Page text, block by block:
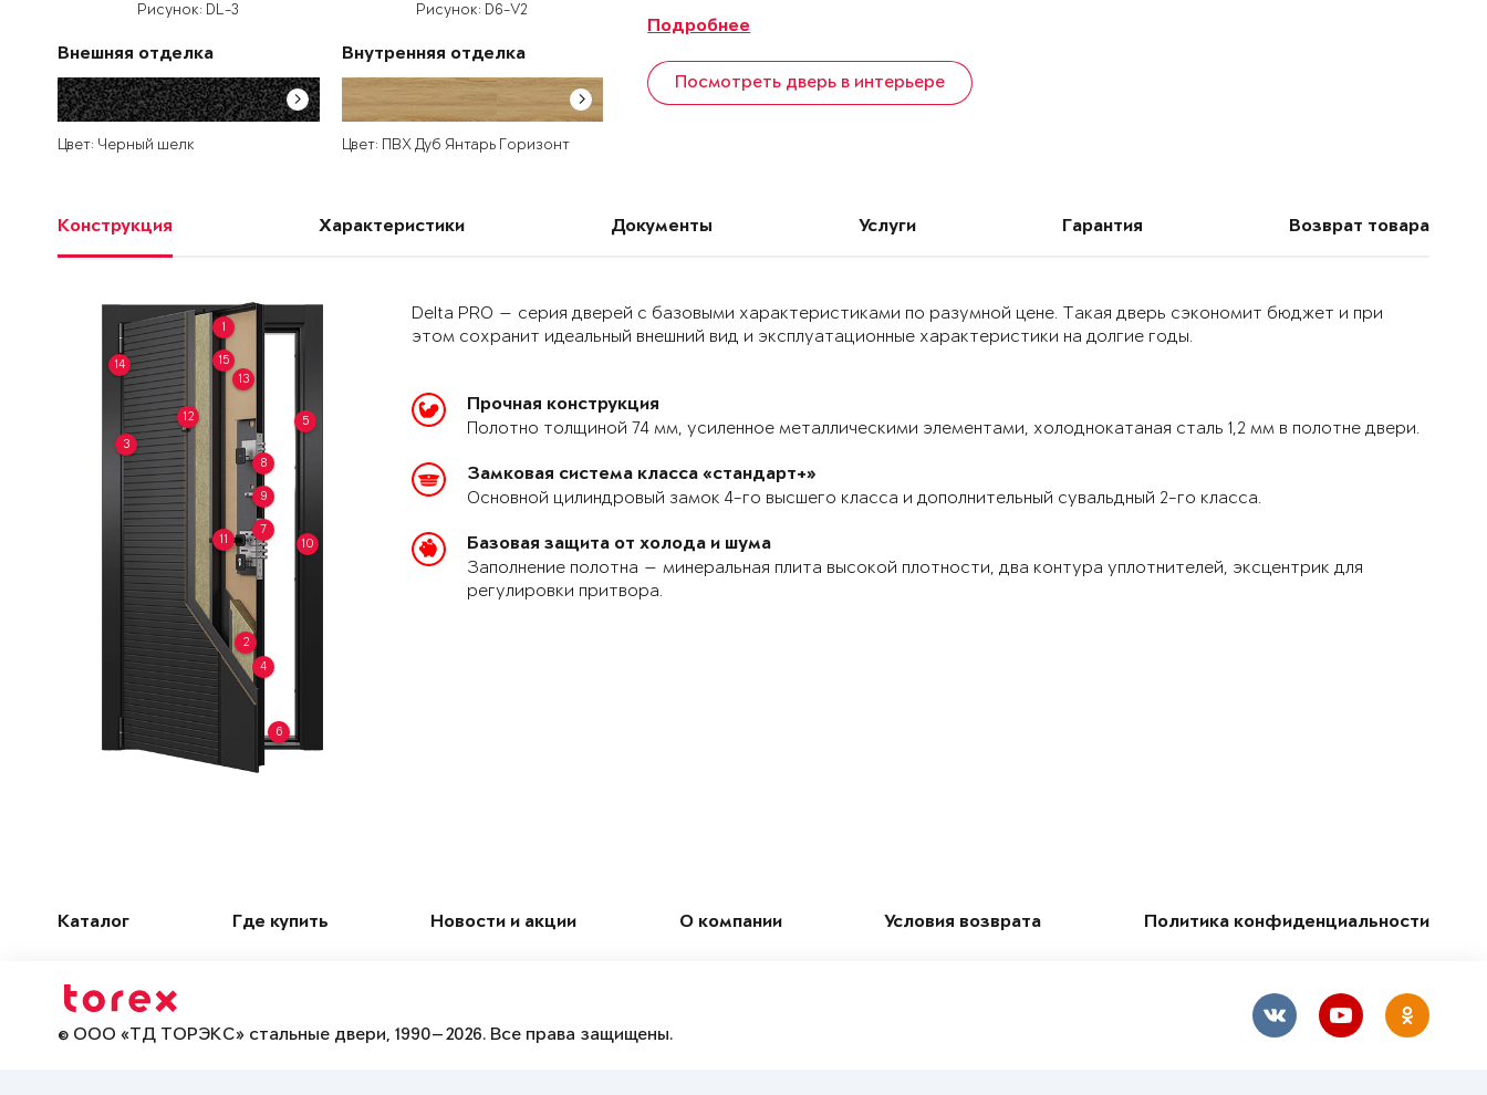
Рисунок: DL-3
Внешняя отделка
Цвет: Черный шелк
Рисунок: D6-V2
Внутренняя отделка
Цвет: ПВХ Дуб Янтарь Горизонт
Подробнее
Посмотреть дверь в интерьере
Конструкция Характеристики Документы Услуги Гарантия Возврат товара
1
2
3
4
5
6
7
8
9
10
11
12
13
14 15
Delta PRO — серия дверей с базовыми характеристиками по разумной цене. Такая дверь сэкономит бюджет и при
этом сохранит идеальный внешний вид и эксплуатационные характеристики на долгие годы.
Прочная конструкция
Полотно толщиной 74 мм, усиленное металлическими элементами, холоднокатаная сталь 1,2 мм в полотне двери.
Замковая система класса «стандарт+»
Основной цилиндровый замок 4-го высшего класса и дополнительный сувальдный 2-го класса.
Базовая защита от холода и шума
Заполнение полотна — минеральная плита высокой плотности, два контура уплотнителей, эксцентрик для
регулировки притвора.
Каталог Где купить Новости и акции О компании Условия возврата Политика конфиденциальности
© ООО «ТД ТОРЭКС» стальные двери, 1990—2026. Все права защищены.